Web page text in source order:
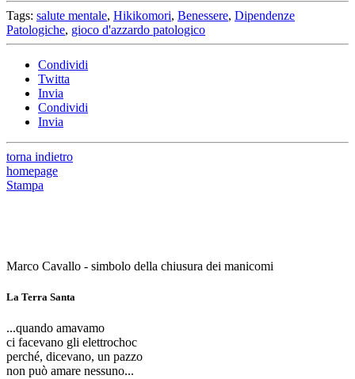
Tags: salute mentale, Hikikomori, Benessere, Dipendenze
Patologiche, gioco d'azzardo patologico
Condividi
Twitta
Invia
Condividi
Invia
torna indietro
homepage
Stampa
Marco Cavallo - simbolo della chiusura dei manicomi
La Terra Santa
...quando amavamo
ci facevano gli elettrochoc
perché, dicevano, un pazzo
non può amare nessuno...